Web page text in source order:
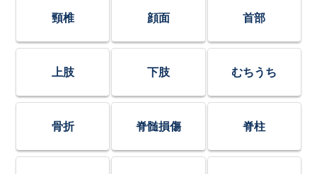
頸椎 顔面 首部
上肢 下肢 むちうち
骨折 脊髄損傷 脊柱